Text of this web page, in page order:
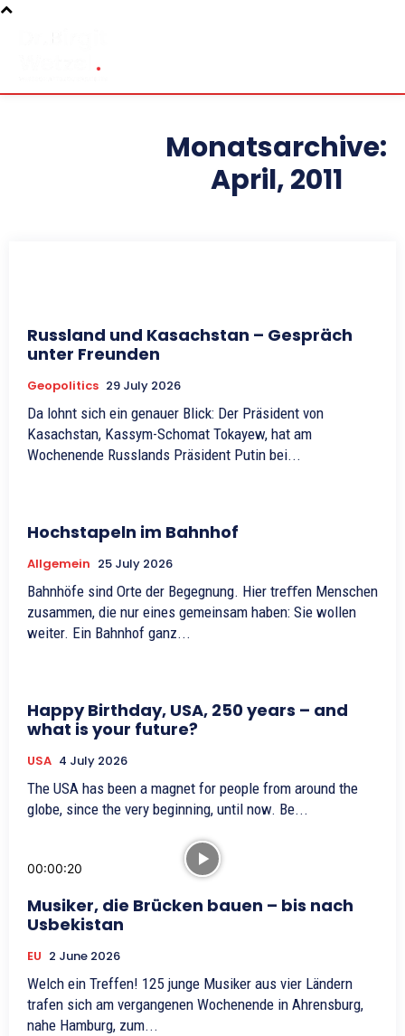
Monatsarchive:
April, 2011
Russland und Kasachstan – Gespräch
unter Freunden
Geopolitics 29 July 2026
Da lohnt sich ein genauer Blick: Der Präsident von
Kasachstan, Kassym-Schomat Tokayew, hat am
Wochenende Russlands Präsident Putin bei...
Hochstapeln im Bahnhof
Allgemein 25 July 2026
Bahnhöfe sind Orte der Begegnung. Hier treﬀen Menschen
zusammen, die nur eines gemeinsam haben: Sie wollen
weiter. Ein Bahnhof ganz...
Happy Birthday, USA, 250 years – and
what is your future?
USA 4 July 2026
The USA has been a magnet for people from around the
globe, since the very beginning, until now. Be...
00:00:20
Musiker, die Brücken bauen – bis nach
Usbekistan
EU 2 June 2026
Welch ein Treffen! 125 junge Musiker aus vier Ländern
trafen sich am vergangenen Wochenende in Ahrensburg,
nahe Hamburg, zum...